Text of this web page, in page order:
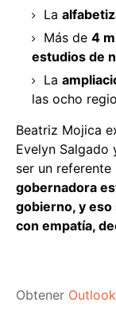
La
Más de 4
estudios de
La
las ocho
Beatriz Mojica
Evelyn Salgado
ser un referente
gobernadora
gobierno, y
con empatía,
Obtener